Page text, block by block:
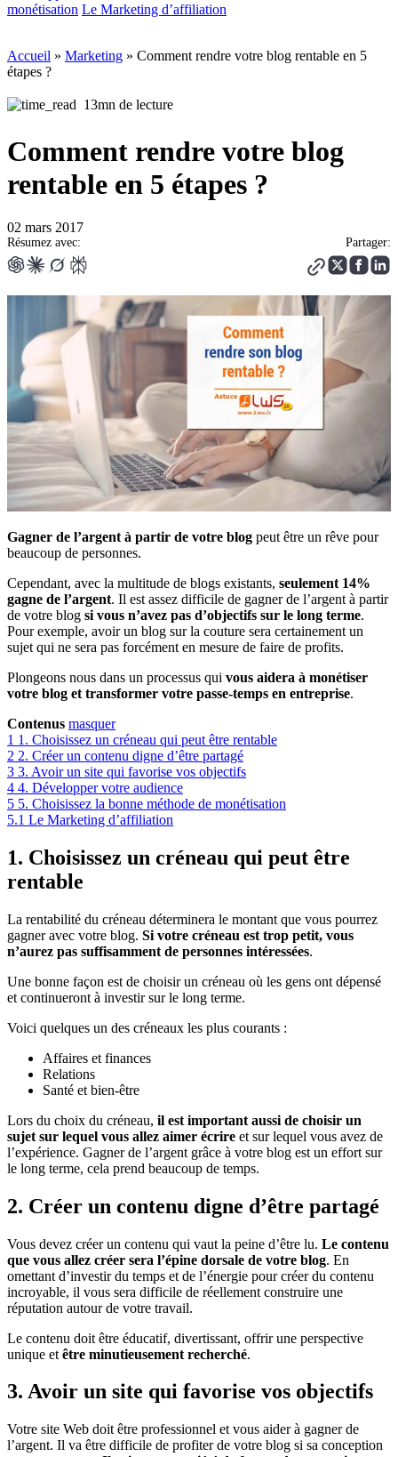
monétisation Le Marketing d’affiliation
Accueil » Marketing » Comment rendre votre blog rentable en 5
étapes ?
13mn de lecture
Comment rendre votre blog
rentable en 5 étapes ?
02 mars 2017
Résumez avec: Partager:
Gagner de l’argent à partir de votre blog peut être un rêve pour
beaucoup de personnes.
Cependant, avec la multitude de blogs existants, seulement 14%
gagne de l’argent. Il est assez difficile de gagner de l’argent à partir
de votre blog si vous n’avez pas d’objectifs sur le long terme.
Pour exemple, avoir un blog sur la couture sera certainement un
sujet qui ne sera pas forcément en mesure de faire de profits.
Plongeons nous dans un processus qui vous aidera à monétiser
votre blog et transformer votre passe-temps en entreprise.
Contenus masquer
1 1. Choisissez un créneau qui peut être rentable
2 2. Créer un contenu digne d’être partagé
3 3. Avoir un site qui favorise vos objectifs
4 4. Développer votre audience
5 5. Choisissez la bonne méthode de monétisation
5.1 Le Marketing d’affiliation
1. Choisissez un créneau qui peut être
rentable
La rentabilité du créneau déterminera le montant que vous pourrez
gagner avec votre blog. Si votre créneau est trop petit, vous
n’aurez pas suffisamment de personnes intéressées.
Une bonne façon est de choisir un créneau où les gens ont dépensé
et continueront à investir sur le long terme.
Voici quelques un des créneaux les plus courants :
Affaires et finances
Relations
Santé et bien-être
Lors du choix du créneau, il est important aussi de choisir un
sujet sur lequel vous allez aimer écrire et sur lequel vous avez de
l’expérience. Gagner de l’argent grâce à votre blog est un effort sur
le long terme, cela prend beaucoup de temps.
2. Créer un contenu digne d’être partagé
Vous devez créer un contenu qui vaut la peine d’être lu. Le contenu
que vous allez créer sera l’épine dorsale de votre blog. En
omettant d’investir du temps et de l’énergie pour créer du contenu
incroyable, il vous sera difficile de réellement construire une
réputation autour de votre travail.
Le contenu doit être éducatif, divertissant, offrir une perspective
unique et être minutieusement recherché.
3. Avoir un site qui favorise vos objectifs
Votre site Web doit être professionnel et vous aider à gagner de
l’argent. Il va être difficile de profiter de votre blog si sa conception